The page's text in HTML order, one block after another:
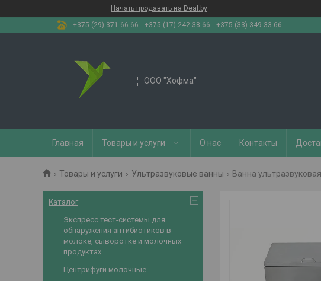
Начать продавать на Deal.by
+375 (29) 371-66-66
+375 (17) 242-38-66 +375 (33) 349-33-66
OOO "Хофма"
Главная Товары и услуги О нас Контакты
Товары и услуги Ультразвуковые ванны Ванна
Каталог
Экспресс тест-системы для
обнаружения антибиотиков в
молоке, сыворотке и молочных
продуктах
Центрифуги молочные